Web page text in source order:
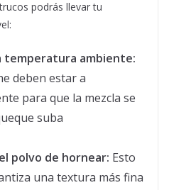
podrás llevar tu
temperatura ambiente:
deben estar a
para que la mezcla se
suba
polvo de hornear: Esto
una textura más fina